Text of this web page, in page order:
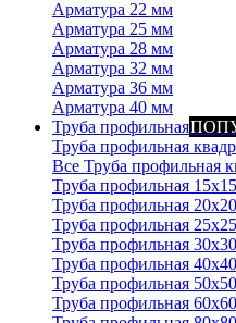
Арматура 22 мм
Арматура 25 мм
Арматура 28 мм
Арматура 32 мм
Арматура 36 мм
Арматура 40 мм
Труба профильная
Труба профильная
Все Труба профильная
Труба профильная 15х15
Труба профильная 20x20
Труба профильная 25x25
Труба профильная 30x30
Труба профильная 40x40
Труба профильная 50x50
Труба профильная 60x60